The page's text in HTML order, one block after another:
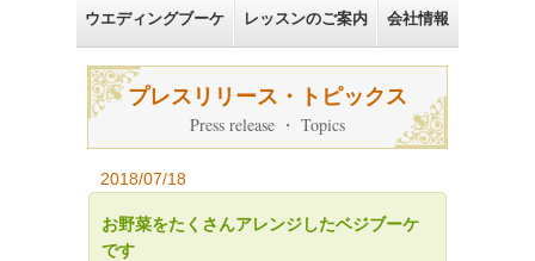
ウエディングブーケ レッスンのご案内 会社情報
プレスリリース・トピックス
Press release ・ Topics
2018/07/18
お野菜をたくさんアレンジしたベジブーケ
です